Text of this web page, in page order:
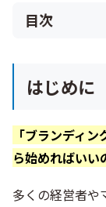
目次
はじめに
「ブランディ
ら始めればいい
多くの経営者や